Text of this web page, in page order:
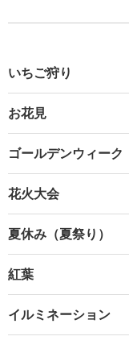
いちご狩り
お花見
ゴールデンウィーク
花火大会
夏休み（夏祭り）
紅葉
イルミネーション